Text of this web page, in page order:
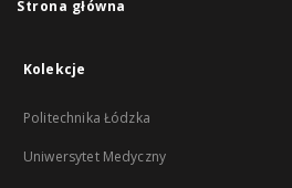
Strona główna
Kolekcje
Politechnika Łódzka
Uniwersytet Medyczny